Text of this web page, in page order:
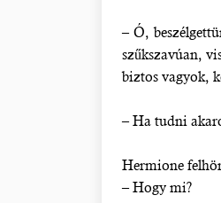
– Ó,
szűkszavúan,
biztos vagyok,
– Ha tudni
Hermione
– Hogy mi?